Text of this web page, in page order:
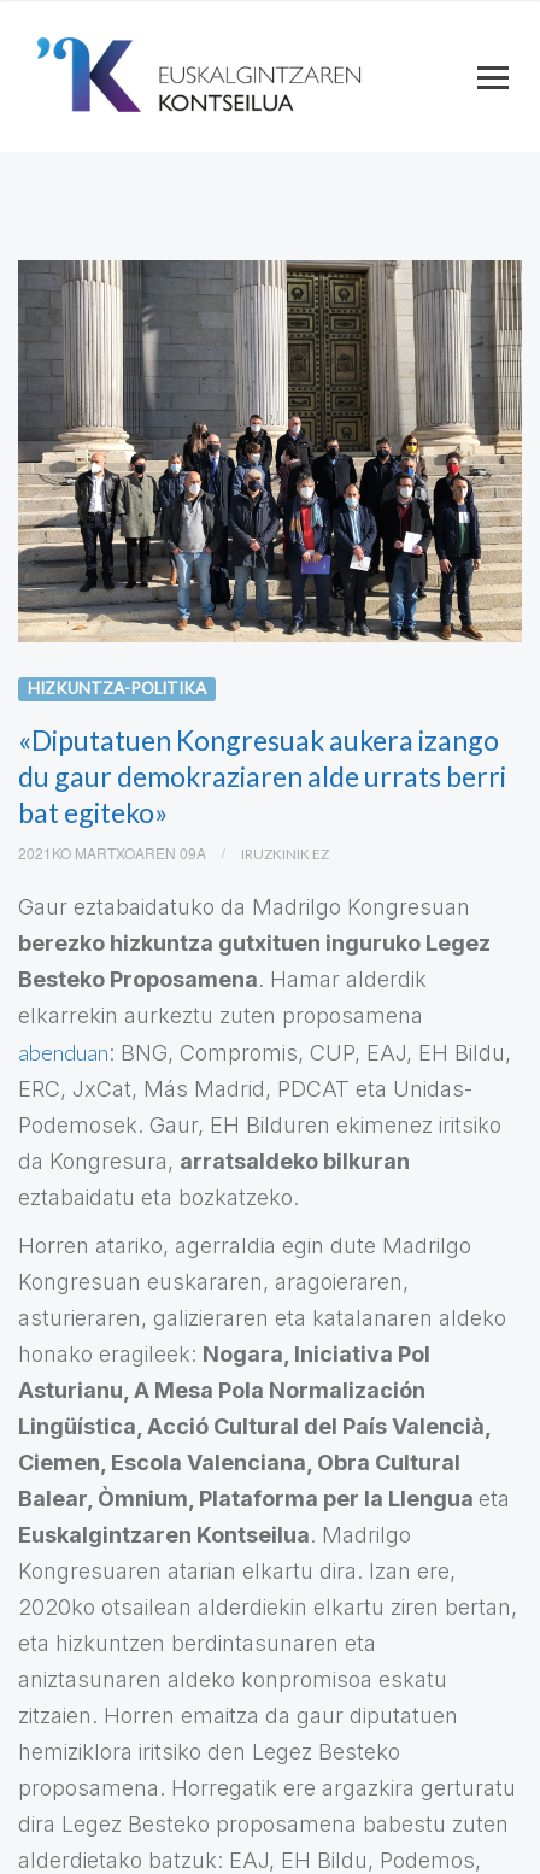
HIZKUNTZA-POLITIKA
«Diputatuen Kongresuak aukera izango
du gaur demokraziaren alde urrats berri
bat egiteko»
2021KO MARTXOAREN 09A IRUZKINIK EZ
Gaur eztabaidatuko da Madrilgo Kongresuan
berezko hizkuntza gutxituen inguruko Legez
Besteko Proposamena. Hamar alderdik
elkarrekin aurkeztu zuten proposamena
abenduan: BNG, Compromis, CUP, EAJ, EH Bildu,
ERC, JxCat, Más Madrid, PDCAT eta Unidas-
Podemosek. Gaur, EH Bilduren ekimenez iritsiko
da Kongresura, arratsaldeko bilkuran
eztabaidatu eta bozkatzeko.
Horren atariko, agerraldia egin dute Madrilgo
Kongresuan euskararen, aragoieraren,
asturieraren, galizieraren eta katalanaren aldeko
honako eragileek: Nogara, Iniciativa Pol
Asturianu, A Mesa Pola Normalización
Lingüística, Acció Cultural del País Valencià,
Ciemen, Escola Valenciana, Obra Cultural
Balear, Òmnium, Plataforma per la Llengua eta
Euskalgintzaren Kontseilua. Madrilgo
Kongresuaren atarian elkartu dira. Izan ere,
2020ko otsailean alderdiekin elkartu ziren bertan,
eta hizkuntzen berdintasunaren eta
aniztasunaren aldeko konpromisoa eskatu
zitzaien. Horren emaitza da gaur diputatuen
hemiziklora iritsiko den Legez Besteko
proposamena. Horregatik ere argazkira gerturatu
dira Legez Besteko proposamena babestu zuten
alderdietako batzuk: EAJ, EH Bildu, Podemos,